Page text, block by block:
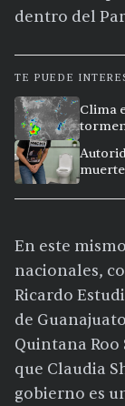
dentro del
TE PUEDE
Clima
En este
nacionales,
Ricardo
de
Quintana
que Claudia
gobierno es